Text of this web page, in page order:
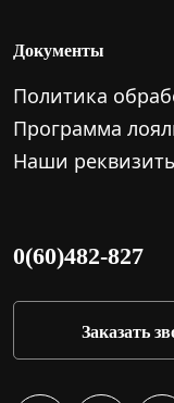
Документы
Политика
Программа
Наши
0(60)482-827
Заказать